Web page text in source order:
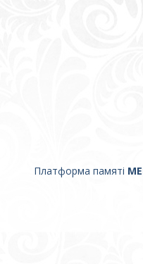
Платформа памяті